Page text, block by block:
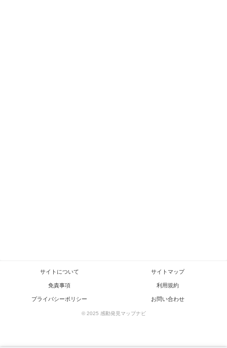
サイトについて サイトマップ
免責事項 利用規約
プライバシーポリシー お問い合わせ
© 2025 感動発見マップナビ